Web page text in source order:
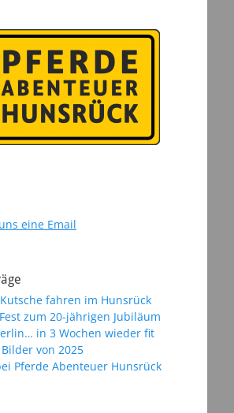
eine Email
fahren im Hunsrück
zum 20-jährigen Jubiläum
in 3 Wochen wieder fit
von 2025
Pferde Abenteuer Hunsrück